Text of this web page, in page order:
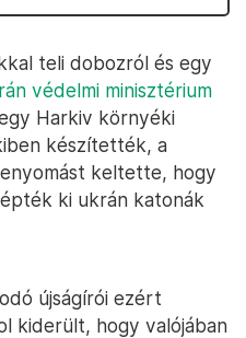
teli dobozról és egy
védelmi minisztérium
Harkiv környéki
készítették, a
keltette, hogy
ki ukrán katonák
újságírói ezért
kiderült, hogy valójában